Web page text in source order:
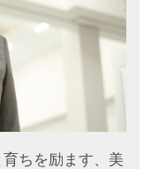
ちを励ます、美